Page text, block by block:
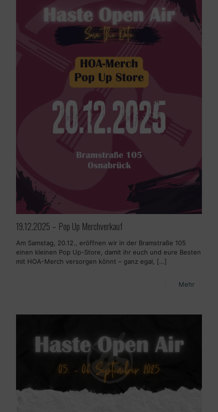
19.12.2025 – Pop Up Merchverkauf
Am Samstag, 20.12., eröffnen wir in der Bramstraße 105
einen kleinen Pop Up-Store, damit ihr euch und eure Besten
mit HOA-Merch versorgen könnt – ganz egal,
[…]
Mehr